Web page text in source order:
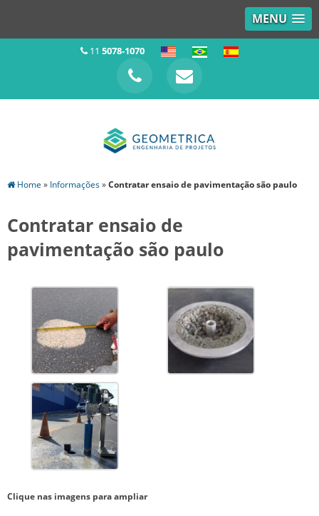
MENU
11 5078-1070
Home » Informações»Contratar ensaio de pavimentação são paulo
Contratar ensaio de
pavimentação são paulo
Clique nas imagens para ampliar